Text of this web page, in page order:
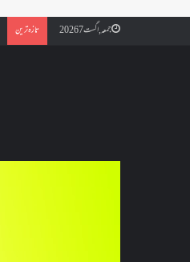
جمعہ, اگست 7 2026 تازہ ترین